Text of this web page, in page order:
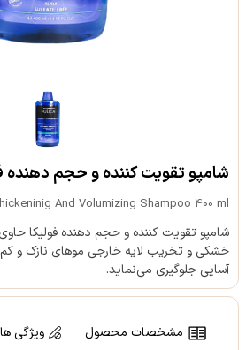
شامپو تقویت کننده و حجم دهنده فولیکا 400
And Volumizing Shampoo 400 ml
شامپو تقویت کننده و حجم دهنده فولیکا حاوی
خشکی و تخریب لایه خارجی موهای نازک و
آسایی جلوگیری می‌نماید.
مشخصات محصول ویژگی ها